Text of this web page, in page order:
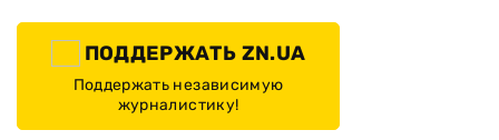
ПОДДЕРЖАТЬ ZN.UA
Поддержать независимую
журналистику!